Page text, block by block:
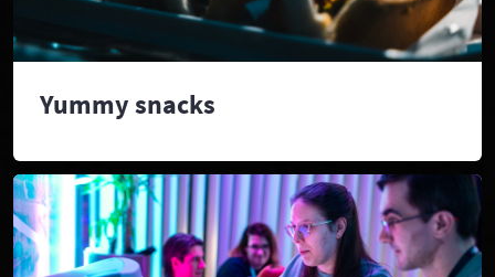
Yummy snacks